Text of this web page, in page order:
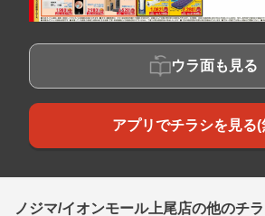
ウラ面も見る
アプリでチラシを見る(
ノジマ/イオンモール上尾店の他のチ